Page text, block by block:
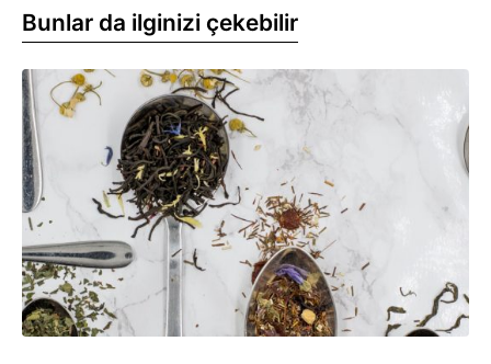
Bunlar da ilginizi çekebilir